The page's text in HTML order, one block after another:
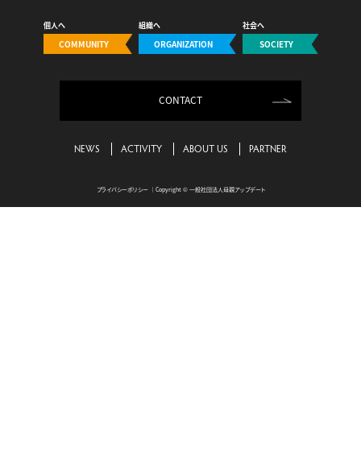
COMMUNITY
個人へ
ORGANIZATION
組織へ
SOCIETY
社会へ
CONTACT
NEWS ACTIVITY ABOUT US PARTNER
プライバシーポリシー｜Copyright © 一般社団法人母親アップデート